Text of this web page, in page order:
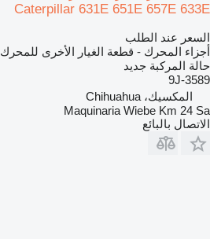
Caterpillar 631E 651E 657E 633E
السعر عند الطلب
أجزاء المحرك - قطعة الغيار الأخرى للمحرك
حالة المركبة جديد
9J-3589
المكسيك، Chihuahua
Maquinaria Wiebe Km 24 Sa
الاتصال بالبائع